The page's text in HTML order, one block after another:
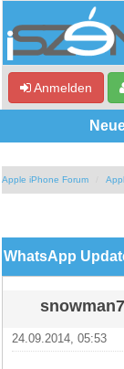
Anmelden
Apple iPhone Forum
WhatsApp
24.09.2014, 05:53